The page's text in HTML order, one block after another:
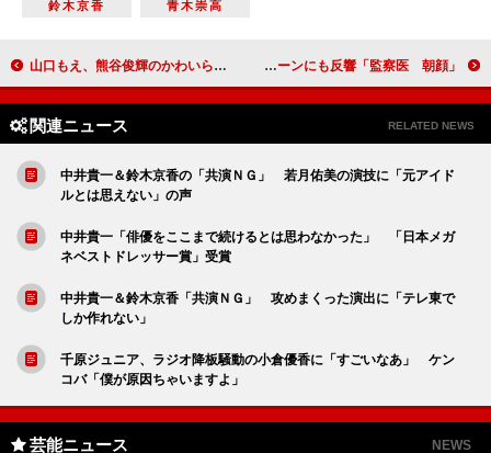
鈴木京香
青木崇高
山口もえ、熊谷俊輝のかわいらしさに驚く 「グレたこととかないでしょう？」 「監察医 朝顔」ずぶぬれの戸次重幸に「かわい過ぎ」 上野樹里演じる朝顔の家族シーンにも反響
関連ニュース RELATED NEWS
中井貴一＆鈴木京香の「共演ＮＧ」 若月佑美の演技に「元アイド
ルとは思えない」の声
中井貴一「俳優をここまで続けるとは思わなかった」 「日本メガ
ネベストドレッサー賞」受賞
中井貴一＆鈴木京香「共演ＮＧ」 攻めまくった演出に「テレ東で
しか作れない」
千原ジュニア、ラジオ降板騒動の小倉優香に「すごいなあ」 ケン
コバ「僕が原因ちゃいますよ」
芸能ニュース NEWS